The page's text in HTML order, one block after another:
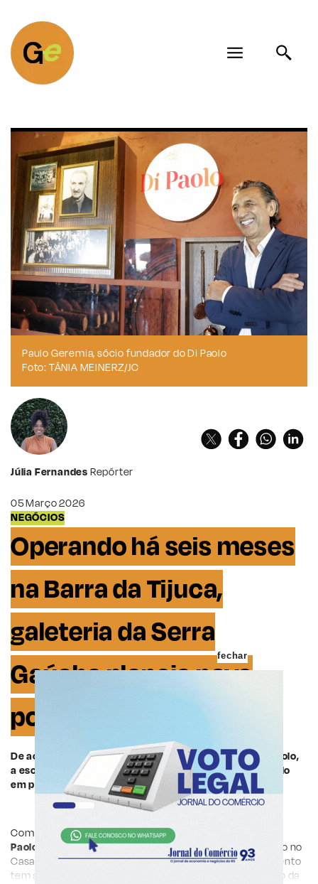
Paulo Geremia, sócio fundador do Di Paolo
Foto: TÂNIA MEINERZ/JC
Júlia FernandesRepórter
05 Março 2026
NEGÓCIOS
Operando há seis meses
na Barra da Tijuca,
galeteria da Serra
Gaúcha planeja novo
ponto no Rio
De acordo com Paulo Geremia, sócio fundador do Di Paolo,
a escolha do ponto foi um processo estratégico baseado
em pesquisas
Com três décadas de história, a rede de restaurantes
Paolo
chegou há seis meses ao Rio de Janeiro. Localizado no
Casa Shopping, no bairro Barra da Tijuca, o empreendimento
tem a proposta de apresentar aos cariocas o prato típico da
fechar